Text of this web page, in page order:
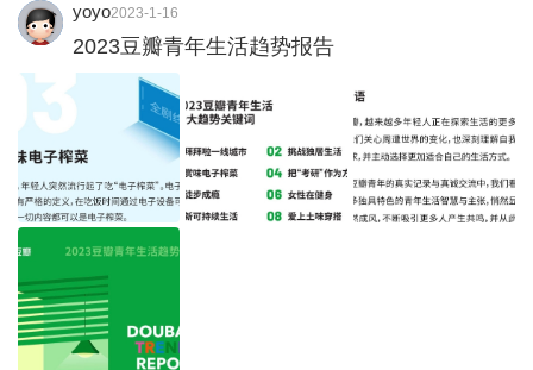
yoyo2023-1-16
2023豆瓣青年生活趋势报告